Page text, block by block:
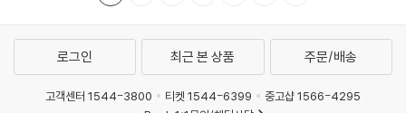
로그인 최근 본 상품 주문/배송
고객센터 1544-3800 티켓 1544-6399
중고샵 1566-4295